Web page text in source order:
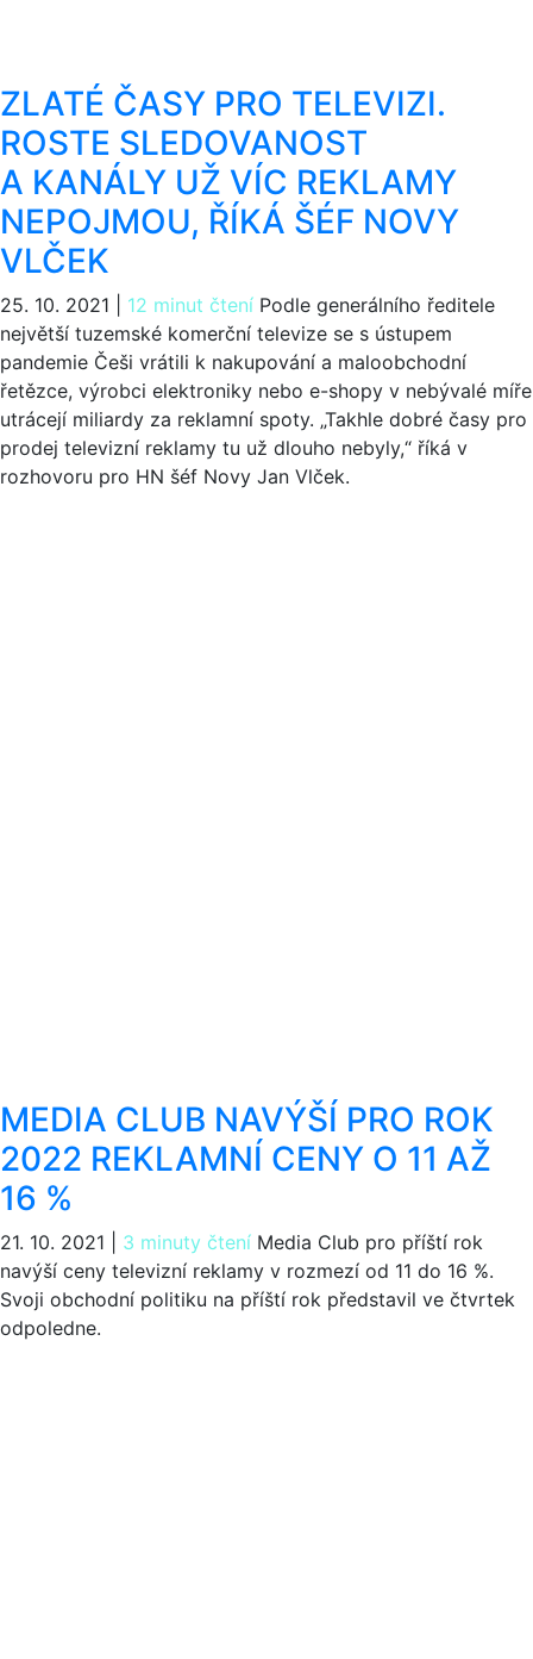
ZLATÉ ČASY PRO TELEVIZI.
ROSTE SLEDOVANOST
A KANÁLY UŽ VÍC REKLAMY
NEPOJMOU, ŘÍKÁ ŠÉF NOVY
VLČEK
25. 10. 2021 12 minut čtení Podle generálního ředitele
největší tuzemské komerční televize se s ústupem
pandemie Češi vrátili k nakupování a maloobchodní
řetězce, výrobci elektroniky nebo e-shopy v nebývalé míře
utrácejí miliardy za reklamní spoty. „Takhle dobré časy pro
prodej televizní reklamy tu už dlouho nebyly,“ říká v
rozhovoru pro HN šéf Novy Jan Vlček.
MEDIA CLUB NAVÝŠÍ PRO ROK
2022 REKLAMNÍ CENY O 11 AŽ
16 %
21. 10. 2021 3 minuty čtení Media Club pro příští rok
navýší ceny televizní reklamy v rozmezí od 11 do 16 %.
Svoji obchodní politiku na příští rok představil ve čtvrtek
odpoledne.